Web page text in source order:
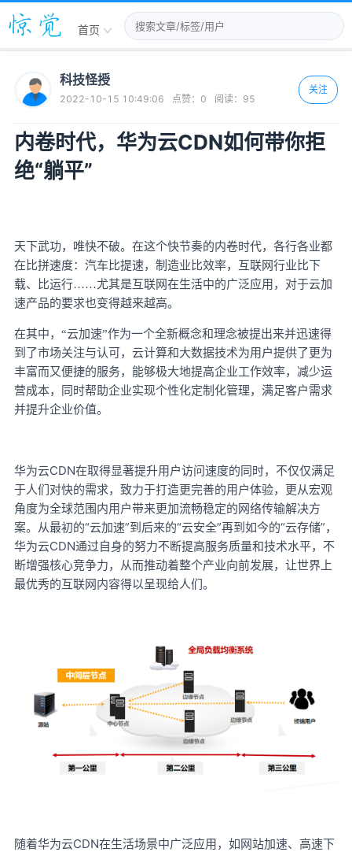
首页
科技怪授
2022-10-15 10:49:06 点赞： 0 阅读： 95
关注
内卷时代，华为云CDN如何带你拒
绝“躺平”
天下武功，唯快不破。在这个快节奏的内卷时代，各行各业都
在比拼速度：汽车比提速，制造业比效率，互联网行业比下
载、比运行……尤其是互联网在生活中的广泛应用，对于云加
速产品的要求也变得越来越高。
在其中， “云加速”作为一个全新概念和理念被提出来并迅速得
到了市场关注与认可，云计算和大数据技术为用户提供了更为
丰富而又便捷的服务，能够极大地提高企业工作效率，减少运
营成本，同时帮助企业实现个性化定制化管理，满足客户需求
并提升企业价值。
华为云CDN在取得显著提升用户访问速度的同时，不仅仅满足
于人们对快的需求，致力于打造更完善的用户体验，更从宏观
角度为全球范围内用户带来更加流畅稳定的网络传输解决方
案。从最初的“云加速”到后来的“云安全”再到如今的“云存储”，
华为云CDN通过自身的努力不断提高服务质量和技术水平，不
断增强核心竞争力，从而推动着整个产业向前发展，让世界上
最优秀的互联网内容得以呈现给人们。
随着华为云CDN在生活场景中广泛应用，如网站加速、高速下